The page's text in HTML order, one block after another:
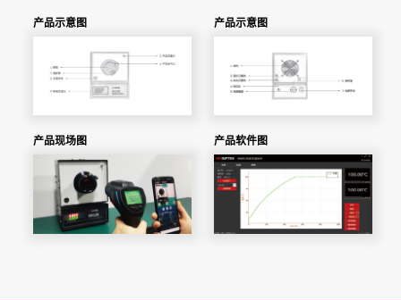
产品示意图 产品示意图
产品现场图 产品软件图